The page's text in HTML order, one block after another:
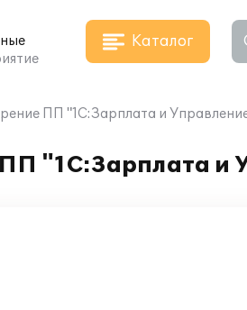
Каталог
ПП "1С:Зарплата и
"1С:Зарплата и